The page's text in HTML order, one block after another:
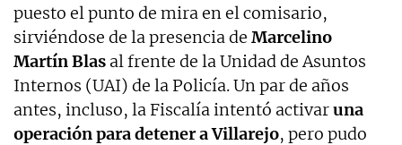
puesto el punto de mira en el comisario,
sirviéndose de la presencia de Marcelino
Martín Blas al frente de la Unidad de Asuntos
Internos (UAI) de la Policía. Un par de años
antes, incluso, la Fiscalía intentó activaruna
operación para detener a Villarejo, pero pudo